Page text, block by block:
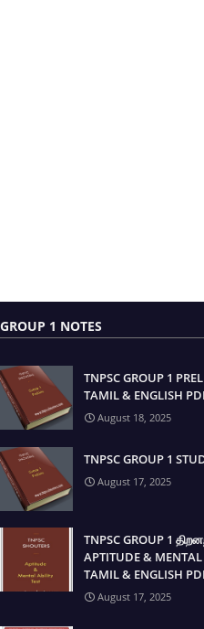
GROUP 1 NOTES
TNPSC GROUP 1
TAMIL & ENGLISH
August 18, 2025
TNPSC GROUP 1
August 17, 2025
TNPSC GROUP 1
APTITUDE &
TAMIL & ENGLISH
August 17, 2025